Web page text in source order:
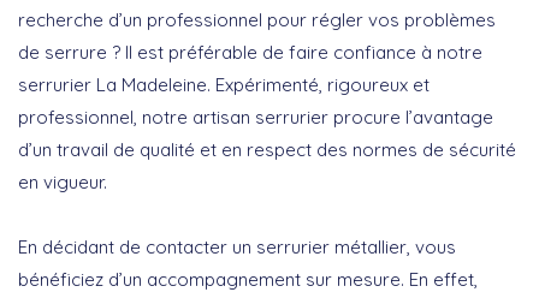
recherche d’un professionnel pour régler vos problèmes
de serrure ? Il est préférable de faire confiance à notre
serrurier La Madeleine. Expérimenté, rigoureux et
professionnel, notre artisan serrurier procure l’avantage
d’un travail de qualité et en respect des normes de sécurité
en vigueur.
En décidant de contacter un serrurier métallier, vous
bénéficiez d’un accompagnement sur mesure. En effet,